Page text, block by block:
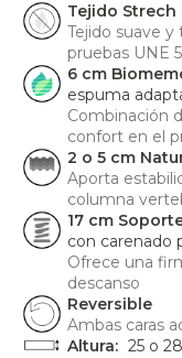
Tejido
Tejido suave
pruebas UNE
6 cm
espuma
Combinación
confort en el
2 o 5 cm
Aporta
columna
17 cm
con carenado
Ofrece una
descanso
Reversible
Ambas caras
Altura: 25 o